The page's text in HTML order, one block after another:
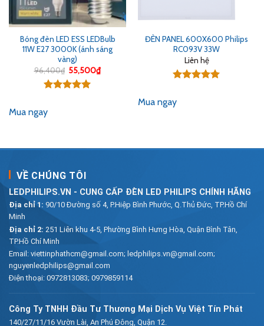
Bóng đèn LED ESS LEDBulb
11W E27 3000K (ánh sáng
vàng)
96,400₫ Giá
gốc
là:
55,500₫Giá
hiện
5 sao
Mua ngay
ĐÈN PANEL 600X600 Philips
RC093V 33W
Liên hệ
5 sao
Mua ngay
VỀ CHÚNG TÔI
LEDPHILIPS.VN - CUNG CẤP ĐÈN LED PHILIPS CHÍNH HÃNG
Địa chỉ 1: 90/10 Đường số 4, P.Hiệp Bình Phước, Q.Thủ Đức, TP.Hồ Chí
Minh
Địa chỉ 2: 251 Liên khu 4-5, Phường Bình Hưng Hòa, Quận Bình Tân,
TP.Hồ Chí Minh
Email: viettinphathcm@gmail.com; ledphilips.vn@gmail.com;
nguyenledphilips@gmail.com
Điện thoại: 0972813083; 0979859114
Công Ty TNHH Đầu Tư Thương Mại Dịch Vụ Việt Tín Phát
140/27/11/16 Vườn Lài, An Phú Đông, Quận 12.